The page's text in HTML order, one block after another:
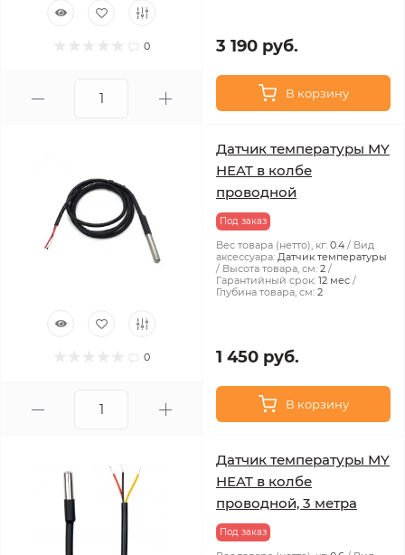
0 3 190 руб.
В корзину
0
Датчик температуры MY
HEAT в колбе
проводной
Под заказ
Вес товара (нетто), кг: 0.4
Вид
аксессуара: Датчик температуры
Высота товара, см: 2
Гарантийный срок: 12 мес
Глубина товара, см: 2
1 450 руб.
В корзину
Датчик температуры MY
HEAT в колбе
проводной, 3 метра
Под заказ